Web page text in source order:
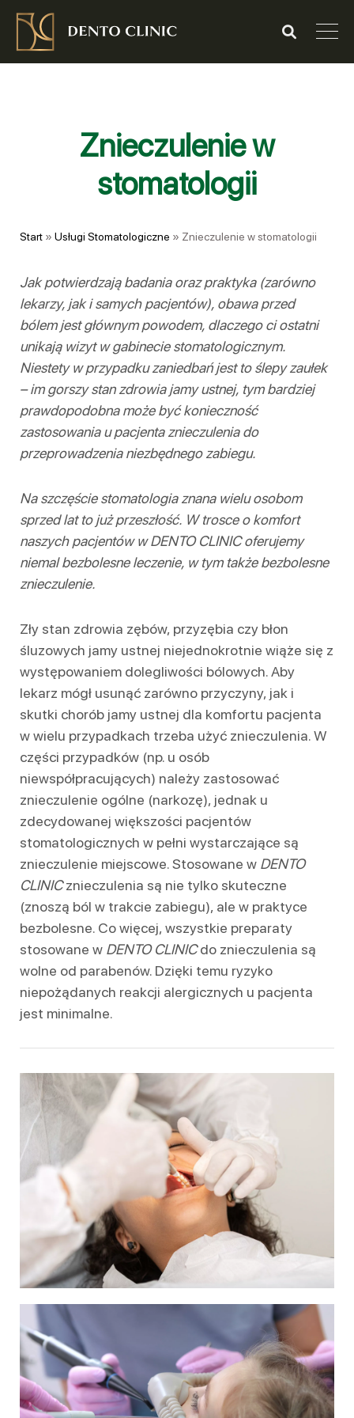
Znieczulenie w
stomatologii
Start » Usługi Stomatologiczne » Znieczulenie w stomatologii
Jak potwierdzają badania oraz praktyka (zarówno
lekarzy, jak i samych pacjentów), obawa przed
bólem jest głównym powodem, dlaczego ci ostatni
unikają wizyt w gabinecie stomatologicznym.
Niestety w przypadku zaniedbań jest to ślepy zaułek
– im gorszy stan zdrowia jamy ustnej, tym bardziej
prawdopodobna może być konieczność
zastosowania u pacjenta znieczulenia do
przeprowadzenia niezbędnego zabiegu.
Na szczęście stomatologia znana wielu osobom
sprzed lat to już przeszłość. W trosce o komfort
naszych pacjentów w DENTO CLINIC oferujemy
niemal bezbolesne leczenie, w tym także bezbolesne
znieczulenie.
Zły stan zdrowia zębów, przyzębia czy błon
śluzowych jamy ustnej niejednokrotnie wiąże się z
występowaniem dolegliwości bólowych. Aby
lekarz mógł usunąć zarówno przyczyny, jak i
skutki chorób jamy ustnej dla komfortu pacjenta
w wielu przypadkach trzeba użyć znieczulenia. W
części przypadków (np. u osób
niewspółpracujących) należy zastosować
znieczulenie ogólne (narkozę), jednak u
zdecydowanej większości pacjentów
stomatologicznych w pełni wystarczające są
znieczulenie miejscowe. Stosowane w DENTO
CLINICznieczulenia są nie tylko skuteczne
(znoszą ból w trakcie zabiegu), ale w praktyce
bezbolesne. Co więcej, wszystkie preparaty
stosowane w DENTO CLINICdo znieczulenia są
wolne od parabenów. Dzięki temu ryzyko
niepożądanych reakcji alergicznych u pacjenta
jest minimalne.